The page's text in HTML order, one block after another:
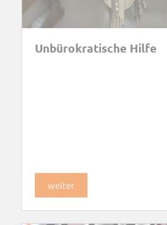
Unbürokratische Hilfe
weiter